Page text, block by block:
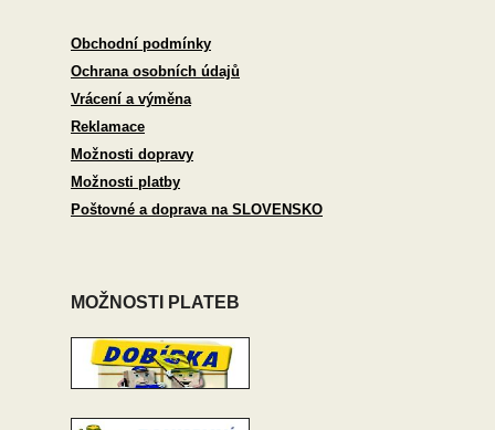
Obchodní podmínky
Ochrana osobních údajů
Vrácení a výměna
Reklamace
Možnosti dopravy
Možnosti platby
Poštovné a doprava na SLOVENSKO
MOŽNOSTI PLATEB